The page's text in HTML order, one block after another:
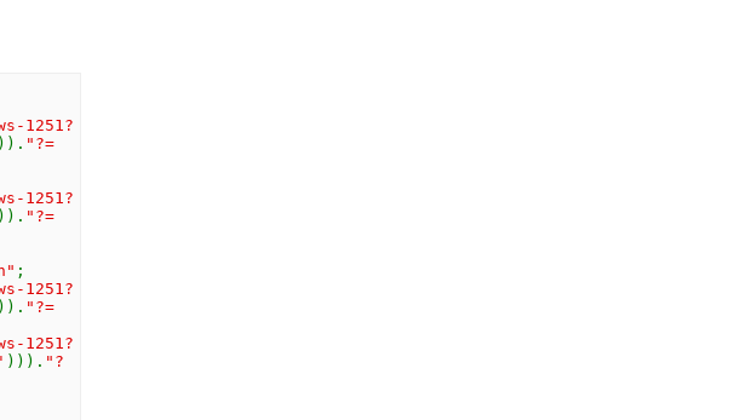
"?=
"?=
;
"?=
))). "?